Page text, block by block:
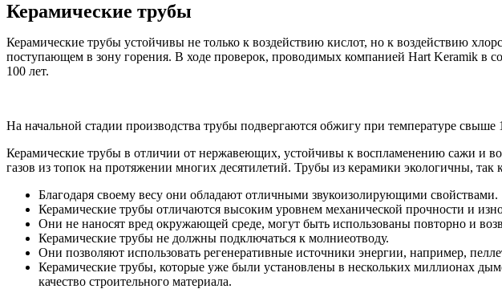
Керамические трубы
Керамические трубы устойчивы не только к воздействию кислот, но к воздействию
поступающем в зону горения. В ходе проверок, проводимых компанией Hart Keramik в
100 лет.
На начальной стадии производства трубы подвергаются обжигу при температуре свыше
Керамические трубы в отличии от нержавеющих, устойчивы к воспламенению сажи и
газов из топок на протяжении многих десятилетий. Трубы из керамики экологичны,
Благодаря своему весу они обладают отличными звукоизолирующими свойствами.
Керамические трубы отличаются высоким уровнем механической прочности и
Они не наносят вред окружающей среде, могут быть использованы повторно и
Керамические трубы не должны подключаться к молниеотводу.
Они позволяют использовать регенеративные источники энергии, например,
Керамические трубы, которые уже были установлены в нескольких миллионах
качество строительного материала.